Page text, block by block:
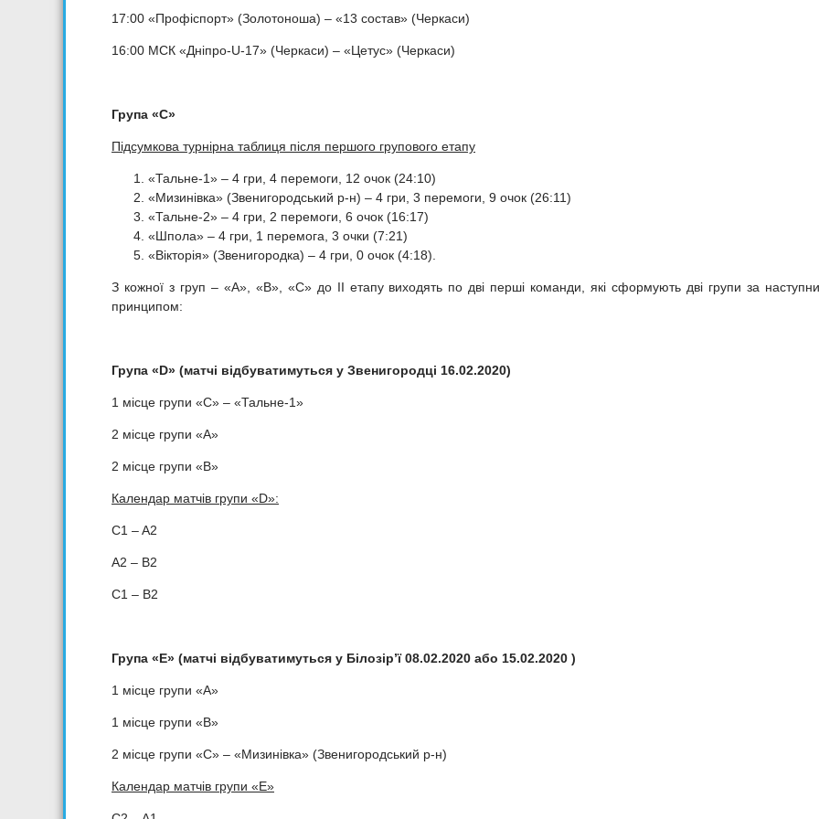
17:00 «Профіспорт» (Золотоноша) – «13 состав» (Черкаси)
16:00 МСК «Дніпро-U-17» (Черкаси) – «Цетус» (Черкаси)
Група «С»
Підсумкова турнірна таблиця після першого групового етапу
«Тальне-1» – 4 гри, 4 перемоги, 12 очок (24:10)
«Мизинівка» (Звенигородський р-н) – 4 гри, 3 перемоги, 9 очок (26:11)
«Тальне-2» – 4 гри, 2 перемоги, 6 очок (16:17)
«Шпола» – 4 гри, 1 перемога, 3 очки (7:21)
«Вікторія» (Звенигородка) – 4 гри, 0 очок (4:18).
З кожної з груп – «А», «B», «С» до II етапу виходять по дві перші команди, які сформують дві групи за
принципом:
Група «D» (матчі відбуватимуться у Звенигородці 16.02.2020)
1 місце групи «С» – «Тальне-1»
2 місце групи «А»
2 місце групи «B»
Календар матчів групи «D»:
C1 – A2
A2 – B2
C1 – B2
Група «Е» (матчі відбуватимуться у Білозір’ї08.02.2020 або 15.02.2020 )
1 місце групи «А»
1 місце групи «B»
2 місце групи «С» – «Мизинівка» (Звенигородський р-н)
Календар матчів групи «Е»